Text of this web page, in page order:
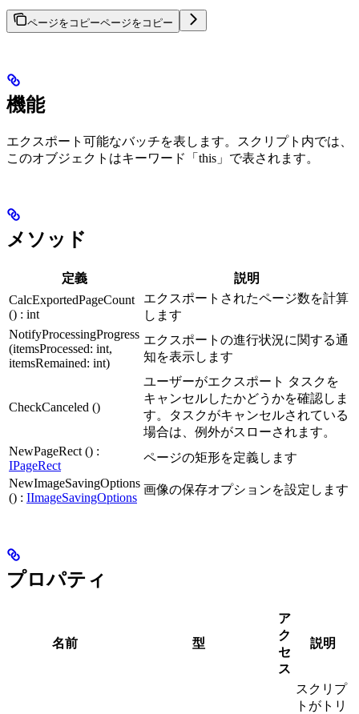
ページをコピーページをコピー
機能
エクスポート可能なバッチを表します。スクリプト内では、
このオブジェクトはキーワード「this」で表されます。
メソッド
定義
説明
CalcExportedPageCount
() : int
エクスポートされたページ数を計算
します
NotifyProcessingProgress
(itemsProcessed: int,
itemsRemained: int)
エクスポートの進行状況に関する通
知を表示します
CheckCanceled ()
ユーザーがエクスポート タスクを
キャンセルしたかどうかを確認しま
す。タスクがキャンセルされている
場合は、例外がスローされます。
NewPageRect () :
IPageRect
ページの矩形を定義します
NewImageSavingOptions
() : IImageSavingOptions
画像の保存オプションを設定します
プロパティ
名前 型
ア
ク
セ
ス
説明
スクリプ
トがトリ